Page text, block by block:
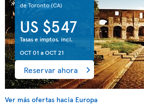
de Toronto(CA)
US $547
Tasas e imptos. incl.
OCT 01 aOCT 21
Reservar ahora
Ver más ofertas hacia Europa